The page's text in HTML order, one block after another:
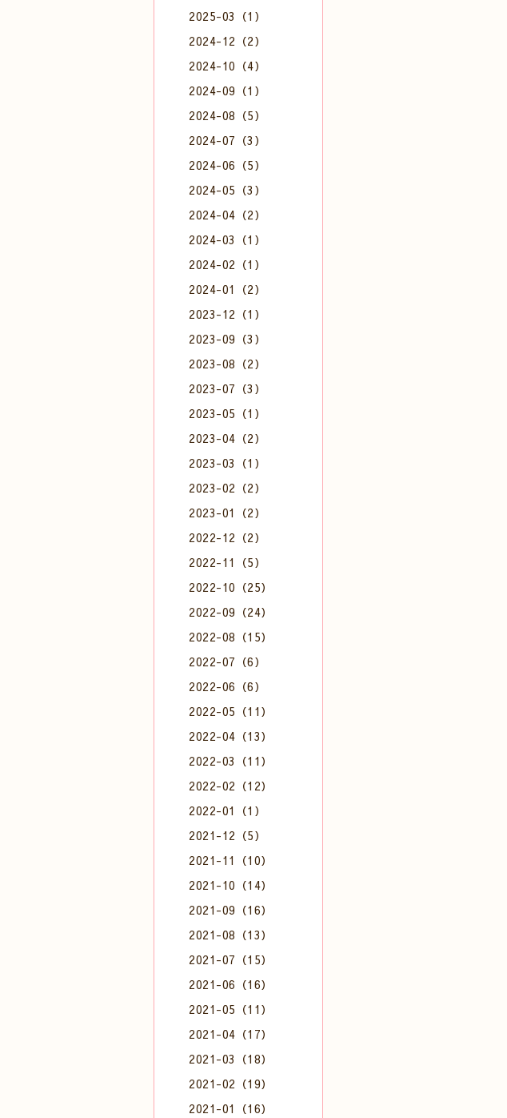
2025-03（1）
2024-12（2）
2024-10（4）
2024-09（1）
2024-08（5）
2024-07（3）
2024-06（5）
2024-05（3）
2024-04（2）
2024-03（1）
2024-02（1）
2024-01（2）
2023-12（1）
2023-09（3）
2023-08（2）
2023-07（3）
2023-05（1）
2023-04（2）
2023-03（1）
2023-02（2）
2023-01（2）
2022-12（2）
2022-11（5）
2022-10（25）
2022-09（24）
2022-08（15）
2022-07（6）
2022-06（6）
2022-05（11）
2022-04（13）
2022-03（11）
2022-02（12）
2022-01（1）
2021-12（5）
2021-11（10）
2021-10（14）
2021-09（16）
2021-08（13）
2021-07（15）
2021-06（16）
2021-05（11）
2021-04（17）
2021-03（18）
2021-02（19）
2021-01（16）